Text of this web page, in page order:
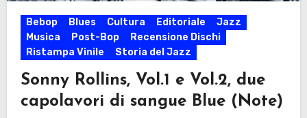
Bebop Blues Cultura Editoriale
Jazz
Musica
Post-Bop
Recensione Dischi
Ristampa Vinile
Storia del Jazz
Sonny Rollins, Vol.1 e Vol.2, due
capolavori di sangue Blue (Note)